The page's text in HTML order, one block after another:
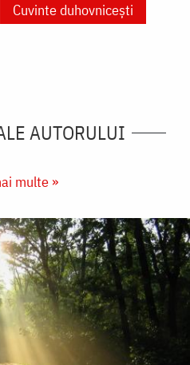
Cuvinte duhovnicești
AUTORULUI
multe »